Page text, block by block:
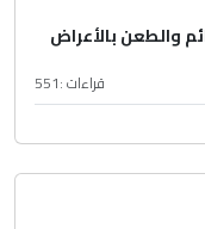
والطعن بالأعراض
قراءات :551